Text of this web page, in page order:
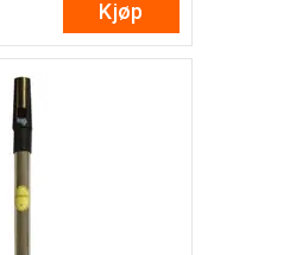
Kjøp